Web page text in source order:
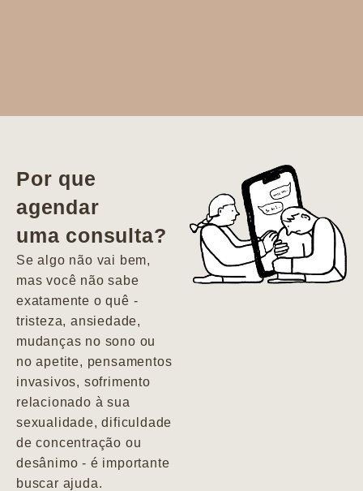
vida. Ela me
encontrou num
estado misto de
depressão e
agitação com
pensamentos
Por que
agendar
uma consulta?
Se algo não vai bem,
mas você não sabe
exatamente o quê -
tristeza, ansiedade,
mudanças no sono ou
no apetite, pensamentos
invasivos, sofrimento
relacionado à sua
sexualidade, dificuldade
de concentração ou
desânimo - é importante
buscar ajuda.